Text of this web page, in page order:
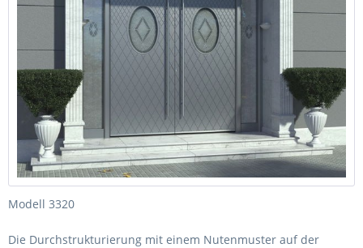
Modell 3320
Die Durchstrukturierung mit einem Nutenmuster auf der